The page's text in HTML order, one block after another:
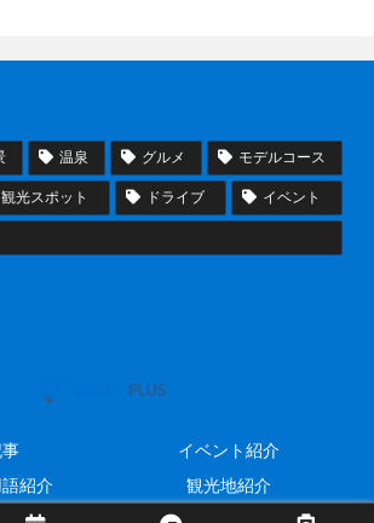
温泉 グルメ モデルコース
観光スポット ドライブ イベント
イベント紹介
語紹介
観光地紹介